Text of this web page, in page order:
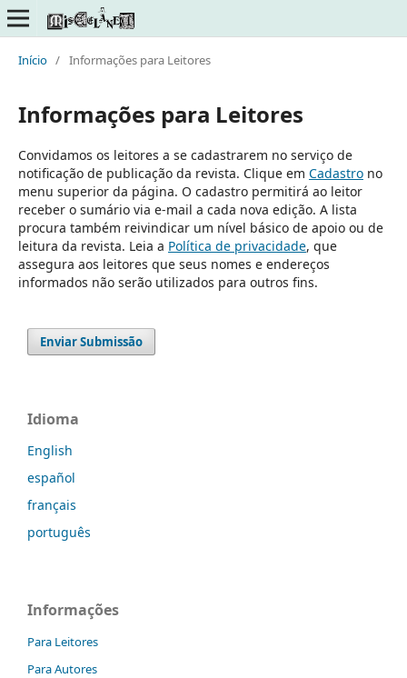
Início / Informações para Leitores
Informações para Leitores
Convidamos os leitores a se cadastrarem no serviço de
notificação de publicação da revista. Clique em Cadastrono
menu superior da página. O cadastro permitirá ao leitor
receber o sumário via e-mail a cada nova edição. A lista
procura também reivindicar um nível básico de apoio ou de
leitura da revista. Leia a Política de privacidade, que
assegura aos leitores que seus nomes e endereços
informados não serão utilizados para outros fins.
Enviar Submissão
Idioma
English
español
français
português
Informações
Para Leitores
Para Autores